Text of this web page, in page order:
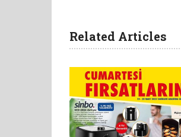
Related Articles